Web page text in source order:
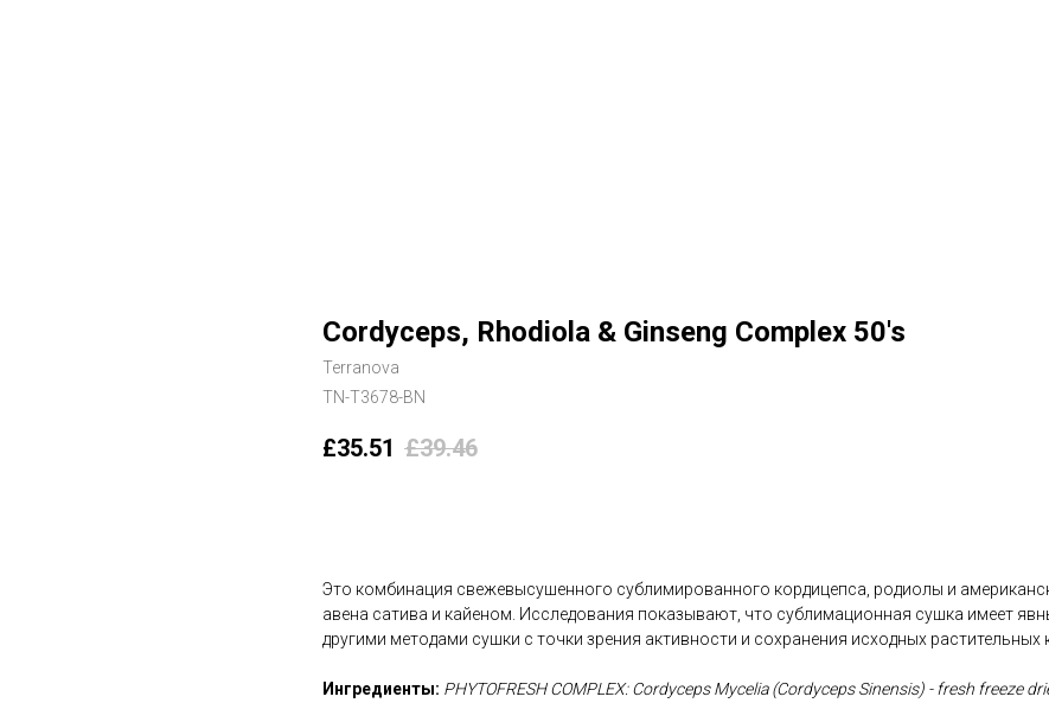
Cordyceps, Rhodiola & Ginseng Complex 50's
Terranova
TN-T3678-BN
£35.51 £39.46
Это комбинация свежевысушенного сублимированного кордицепса, родиолы и
авена сатива и кайеном. Исследования показывают, что сублимационная сушка имеет
другими методами сушки с точки зрения активности и сохранения исходных растительных
Ингредиенты: PHYTOFRESH COMPLEX: Cordyceps Mycelia (Cordyceps Sinensis) - fresh freeze